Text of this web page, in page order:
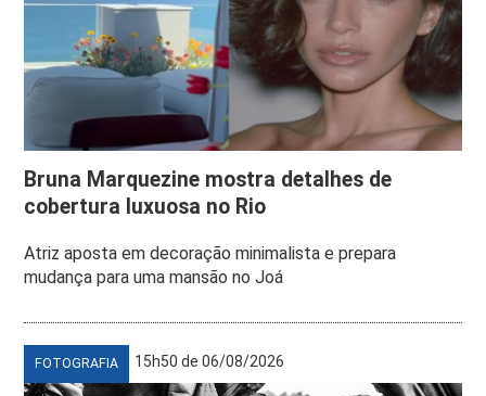
Bruna Marquezine mostra detalhes de
cobertura luxuosa no Rio
Atriz aposta em decoração minimalista e prepara
mudança para uma mansão no Joá
FOTOGRAFIA 15h50 de 06/08/2026